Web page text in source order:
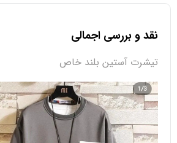
نقد و بررسی اجمالی
تیشرت آستین بلند خاص